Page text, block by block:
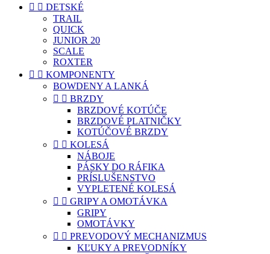
  DETSKÉ
TRAIL
QUICK
JUNIOR 20
SCALE
ROXTER
  KOMPONENTY
BOWDENY A LANKÁ
  BRZDY
BRZDOVÉ KOTÚČE
BRZDOVÉ PLATNIČKY
KOTÚČOVÉ BRZDY
  KOLESÁ
NÁBOJE
PÁSKY DO RÁFIKA
PRÍSLUŠENSTVO
VYPLETENÉ KOLESÁ
  GRIPY A OMOTÁVKA
GRIPY
OMOTÁVKY
  PREVODOVÝ MECHANIZMUS
KĽUKY A PREVODNÍKY